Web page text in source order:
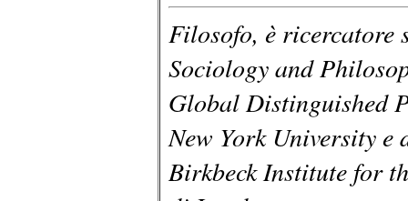
Filosofo, è ricercatore
Sociology and
Global Distinguished
New York University
Birkbeck Institute for